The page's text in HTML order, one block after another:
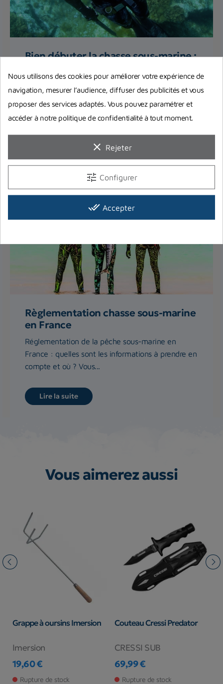
Bien débuter la chasse sous-marine :
indispensables ?
Quels sont les accessoires pour pouvoir la
pratiquer en toute quiétude et sécurité ? L'équipe
de Planet Plongée...
Règlementation chasse sous-marine
en France
Réglementation de la pêche sous-marine en
France : quelles sont les informations à prendre en
compte et où ? Vous...
Lire la suite
Vous aimerez aussi
Grappe à oursins Imersion
Imersion
Prix
19,60 €
Rupture de stock
Couteau Cressi Predator
CRESSI SUB
Prix
69,99 €
Rupture de stock
Nous utilisons des cookies pour améliorer votre expérience de
navigation, mesurer l’audience, diffuser des publicités et vous
proposer des services adaptés. Vous pouvez paramétrer et
accéder à notre politique de confidentialité à tout moment.
clear Rejeter
tune Configurer
done_all Accepter